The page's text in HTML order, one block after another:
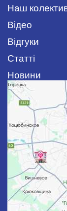
Наш
Відео
Відгуки
Статті
Новини